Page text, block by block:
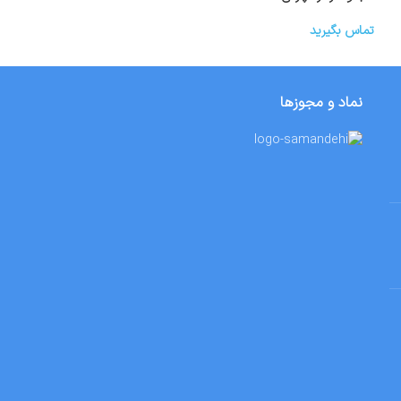
تماس بگیرید
نماد و مجوزها